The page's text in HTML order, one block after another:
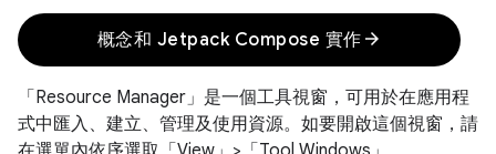
概念和 Jetpack Compose 實作 arrow_forward
「Resource Manager」是一個工具視窗，可用於在應用程
式中匯入、建立、管理及使用資源。如要開啟這個視窗，請